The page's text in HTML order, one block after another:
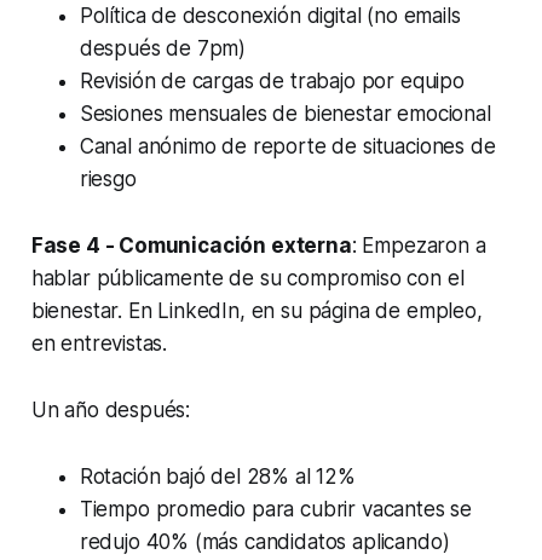
Política de desconexión digital (no emails
después de 7pm)
Revisión de cargas de trabajo por equipo
Sesiones mensuales de bienestar emocional
Canal anónimo de reporte de situaciones de
riesgo
Fase 4 - Comunicación externa: Empezaron a
hablar públicamente de su compromiso con el
bienestar. En LinkedIn, en su página de empleo,
en entrevistas.
Un año después:
Rotación bajó del 28% al 12%
Tiempo promedio para cubrir vacantes se
redujo 40% (más candidatos aplicando)